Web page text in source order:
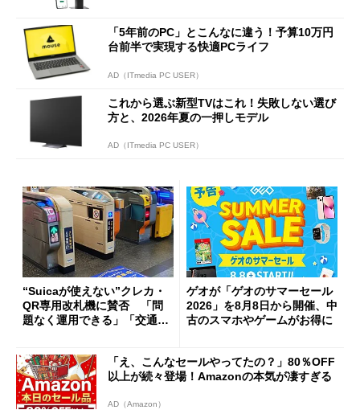
「5年前のPC」とこんなに違う！予算10万円
台前半で実現する快適PCライフ
AD（ITmedia PC USER）
これから選ぶ新型TVはこれ！失敗しない選び
方と、2026年夏の一押しモデル
AD（ITmedia PC USER）
“Suicaが使えない”クレカ・
QR専用改札機に賛否 「問
題なく運用できる」「交通系I
ゲオが「ゲオのサマーセール
2026」を8月8日から開催、中
古のスマホやゲームがお得に
「え、こんなセールやってたの？」80％OFF
以上が続々登場！Amazonの本気が凄すぎる
AD（Amazon）